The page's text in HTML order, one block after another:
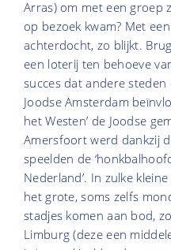
Arras) om met een groep
op bezoek kwam? Met
achterdocht, zo blijkt.
een loterij ten behoeve
succes dat andere
Joodse Amsterdam
het Westen’ de Joodse
Amersfoort werd dankzij
speelden de
Nederland’. In zulke
het grote, soms zelfs
stadjes komen aan bod,
Limburg (deze een